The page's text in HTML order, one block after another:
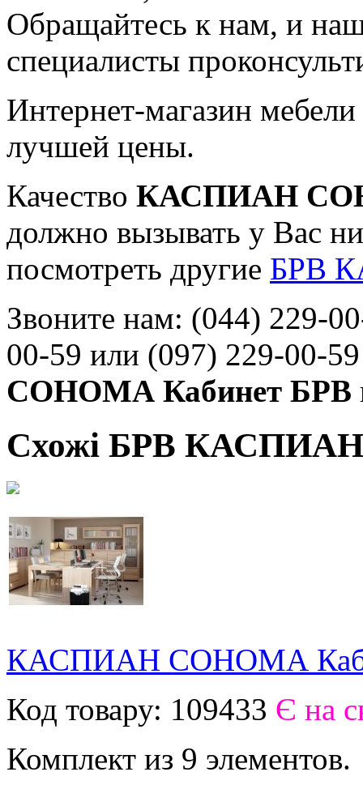
Обращайтесь к нам, и
специалисты
Интернет-магазин
лучшей цены.
Качество КАСПИАН
должно вызывать у Вас
посмотреть другие БРВ
Звоните нам: (044) 229-
00-59 или (097) 229-00-59
СОНОМА Кабинет БРВ
Схожі БРВ КАСПИАН
КАСПИАН СОНОМА
Код товару: 109433 Є на
Комплект из 9 элементов.